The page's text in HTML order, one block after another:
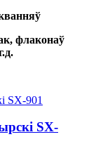
флаконаў
SX-